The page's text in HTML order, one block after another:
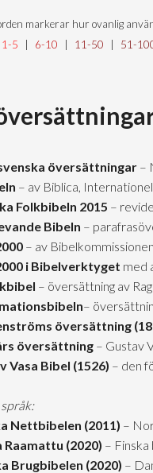
markerar hur ovanlig
1-5 6-10 11-50 51-
översättningar –
– av Biblica,
Folkbibeln 2015 –
Bibeln –
– av
i Bibelverktyget med
– översättning av
–
översättning
översättning – Gustav
Vasa Bibel (1526) – den
Nettbibelen (2011) –
Raamattu (2020) –
Brugbibelen (2020) –